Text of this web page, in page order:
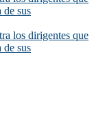
de sus
los dirigentes que
de sus